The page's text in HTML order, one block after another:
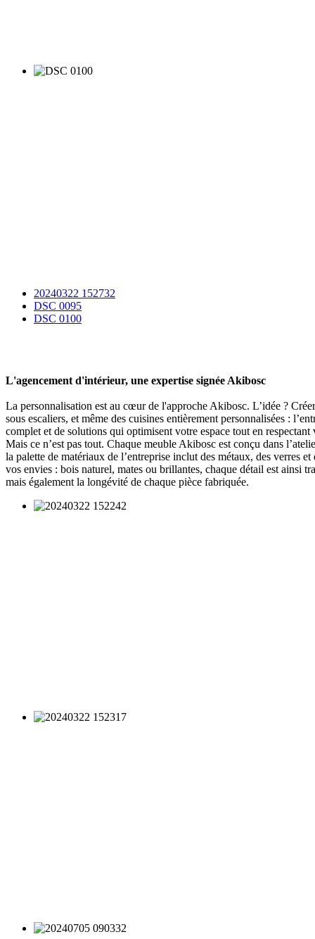
20240322 152732
DSC 0095
DSC 0100
L'agencement d'intérieur, une expertise signée Akibosc
La personnalisation est au cœur de l'approche Akibosc. L’idée ?
sous escaliers, et même des cuisines entièrement personnalisées :
complet et de solutions qui optimisent votre espace tout en respectant
Mais ce n’est pas tout. Chaque meuble Akibosc est conçu dans
la palette de matériaux de l’entreprise inclut des métaux, des verres
vos envies : bois naturel, mates ou brillantes, chaque détail est ainsi
mais également la longévité de chaque pièce fabriquée.